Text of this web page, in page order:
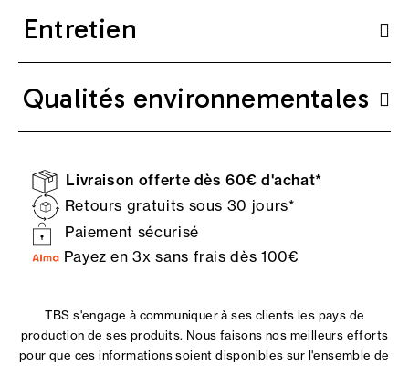
Entretien
Qualités environnementales
Livraison offerte dès 60€ d'achat*
Retours gratuits sous 30 jours*
Paiement sécurisé
Payez en 3x sans frais dès 100€
TBS s'engage à communiquer à ses clients les pays de
production de ses produits. Nous faisons nos meilleurs efforts
pour que ces informations soient disponibles sur l'ensemble de